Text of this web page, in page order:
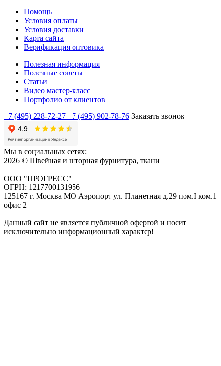
Помощь
Условия оплаты
Условия доставки
Карта сайта
Верификация оптовика
Полезная информация
Полезные советы
Статьи
Видео мастер-класс
Портфолио от клиентов
+7 (495) 228-72-27 +7 (495) 902-78-76 Заказать звонок
Мы в социальных сетях:
2026 © Швейная и шторная фурнитура, ткани
ООО "ПРОГРЕСС"
ОГРН: 1217700131956
125167 г. Москва МО Аэропорт ул. Планетная д.29 пом.I ком.1
офис 2
Данный сайт не является публичной офертой и носит
исключительно информационный характер!